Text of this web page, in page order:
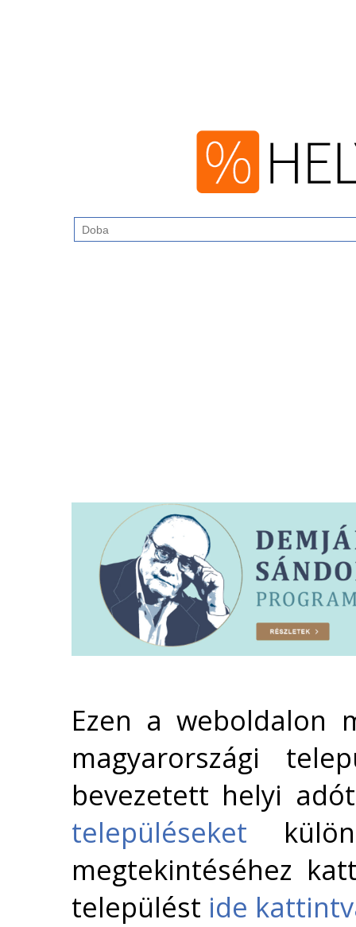
Ezen a weboldalon
magyarországi
bevezetett helyi
településeket
megtekintéséhez
települést ide